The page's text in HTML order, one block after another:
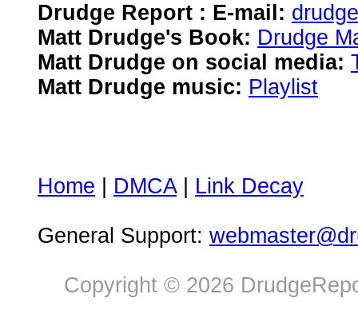
Drudge Report : E-mail:
Matt Drudge's Book: Drudge
Matt Drudge on social media:
Matt Drudge music: Playlist
Home DMCA| Link Decay
General Support:
Copyright © 2026